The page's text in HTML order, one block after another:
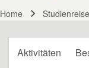
Home
Aktivitäten